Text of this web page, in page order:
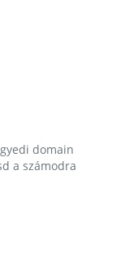
domain
a számodra